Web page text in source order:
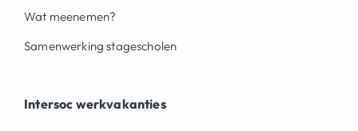
Wat meenemen?
Samenwerking stagescholen
Intersoc werkvakanties